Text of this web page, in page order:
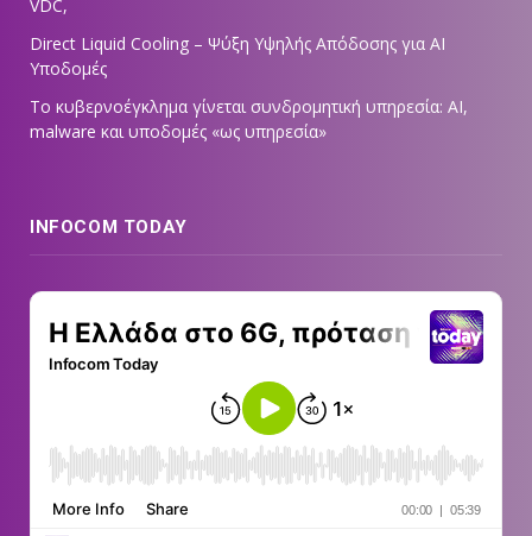
VDC,
Direct Liquid Cooling – Ψύξη Υψηλής Απόδοσης για AI
Υποδομές
Το κυβερνοέγκλημα γίνεται συνδρομητική υπηρεσία: AI,
malware και υποδομές «ως υπηρεσία»
INFOCOM TODAY